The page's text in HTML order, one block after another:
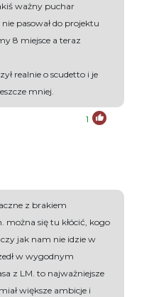
ważny puchar
pasował do projektu
8 miejsce a teraz
realnie o scudetto i je
mniej.
1
z brakiem
się tu kłócić, kogo
jak nam nie idzie w
w wygodnym
z LM. to najważniejsze
większe ambicje i